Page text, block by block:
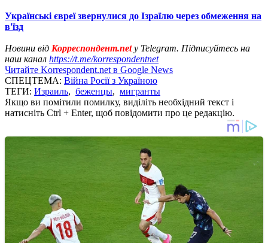
Українські євреї звернулися до Ізраїлю через обмеження на
в'їзд
Новини від Корреспондент.netу Telegram. Підписуйтесь на
наш канал https://t.me/korrespondentnet
Читайте Korrespondent.net в Google News
СПЕЦТЕМА: Війна Росії з Україною
ТЕГИ: Израиль, беженцы, мигранты
Якщо ви помітили помилку, виділіть необхідний текст і
натисніть Ctrl + Enter, щоб повідомити про це редакцію.